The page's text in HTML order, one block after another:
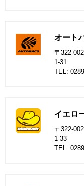
オート
〒322-
1-31
TEL:
イエロ
〒322-
1-33
TEL: